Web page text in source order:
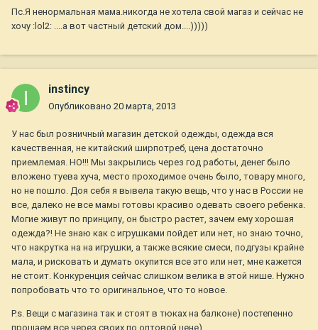
Пс.Я ненормальная мама.никогда не хотела свой магаз и сейчас не
хочу :lol2: ....а вот частный детский дом....)))))
instincy
Опубликовано 20 марта, 2013
У нас был розничный магазин детской одежды, одежда вся
качественная, не китайский ширпотреб, цена достаточно
приемлемая. НО!!! Мы закрылись через год работы, денег было
вложено туева хуча, место проходимое очень было, товару много,
но не пошло. Доя себя я вывела такую вещь, что у нас в России не
все, далеко не все мамы готовы красиво одевать своего ребенка.
Могие живут по принципу, он быстро растет, зачем ему хорошая
одежда?! Не знаю как с игрушками пойдет или нет, но знаю точно,
что накрутка на на игрушки, а также всякие смеси, подгузы крайне
мала, и рисковать и думать окупится все это или нет, мне кажется
не стоит. Конкуренция сейчас слишком велика в этой нише. Нужно
попробовать что то оригинальное, что то новое.
P.s. Вещи с магазина так и стоят в тюках на балконе) постепенно
прощаем все через своих по оптовой цене)